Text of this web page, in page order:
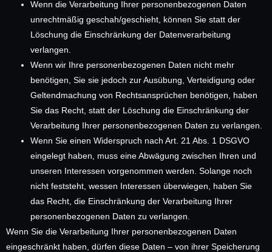
Wenn die Verarbeitung Ihrer personenbezogenen Daten
unrechtmäßig geschah/geschieht, können Sie statt der
Löschung die Einschränkung der Datenverarbeitung
verlangen.
Wenn wir Ihre personenbezogenen Daten nicht mehr
benötigen, Sie sie jedoch zur Ausübung, Verteidigung oder
Geltendmachung von Rechtsansprüchen benötigen, haben
Sie das Recht, statt der Löschung die Einschränkung der
Verarbeitung Ihrer personenbezogenen Daten zu verlangen.
Wenn Sie einen Widerspruch nach Art. 21 Abs. 1 DSGVO
eingelegt haben, muss eine Abwägung zwischen Ihren und
unseren Interessen vorgenommen werden. Solange noch
nicht feststeht, wessen Interessen überwiegen, haben Sie
das Recht, die Einschränkung der Verarbeitung Ihrer
personenbezogenen Daten zu verlangen.
Wenn Sie die Verarbeitung Ihrer personenbezogenen Daten
eingeschränkt haben, dürfen diese Daten – von ihrer Speicherung